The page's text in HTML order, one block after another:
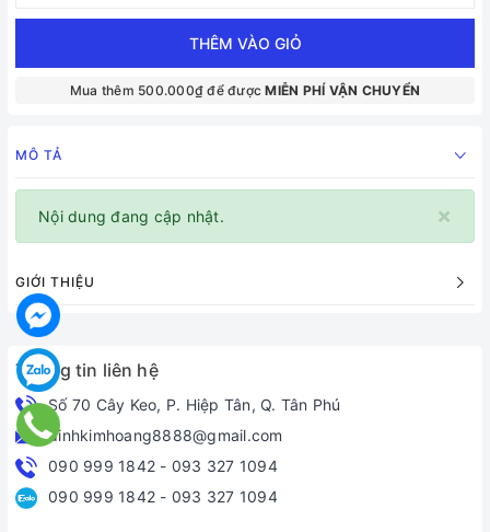
THÊM VÀO GIỎ
Mua thêm 500.000₫ để đượcMIỄN PHÍ VẬN CHUYỂN
MÔ TẢ
×
Nội dung đang cập nhật.
GIỚI THIỆU
Thông tin liên hệ
Số 70 Cây Keo, P. Hiệp Tân, Q. Tân Phú
dinhkimhoang8888@gmail.com
090 999 1842 - 093 327 1094
090 999 1842 - 093 327 1094